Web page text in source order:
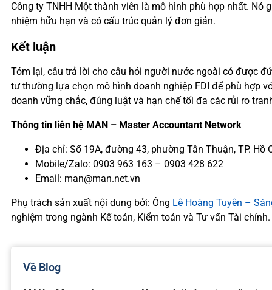
Công ty TNHH Một thành viên là mô hình phù hợp nhất.
nhiệm hữu hạn và có cấu trúc quản lý đơn giản.
Kết luận
Tóm lại, câu trả lời cho câu hỏi người nước ngoài có được
tư thường lựa chọn mô hình doanh nghiệp FDI để phù hợp
doanh vững chắc, đúng luật và hạn chế tối đa các rủi ro
Thông tin liên hệ MAN – Master Accountant Network
Địa chỉ: Số 19A, đường 43, phường Tân Thuận, TP. Hồ
Mobile/Zalo: 0903 963 163 – 0903 428 622
Email: man@man.net.vn
Phụ trách sản xuất nội dung bởi: Ông Lê Hoàng Tuyên –
nghiệm trong ngành Kế toán, Kiểm toán và Tư vấn Tài chính.
Về Blog